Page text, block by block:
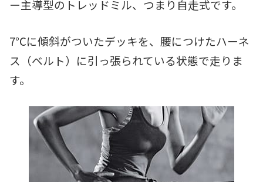
ー主導型のトレッドミル、つまり自走式です。
7℃に傾斜がついたデッキを、腰につけたハーネ
ス（ベルト）に引っ張られている状態で走りま
す。